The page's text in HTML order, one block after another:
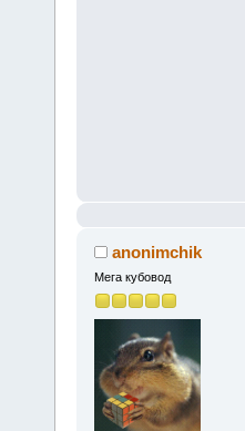
anonimchik
Мега кубовод